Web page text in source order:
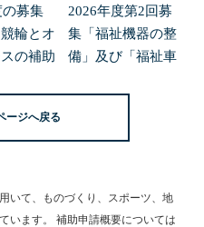
の募集
輪とオ
の補助
2026年度第2回募
集「福祉機器の整
備」及び「福祉車
ージへ戻る
いて、
ものづくり、スポーツ、地
います。
補助申請概要については